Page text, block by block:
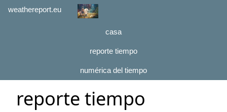
weathereport.eu
casa
reporte tiempo
numérica del tiempo
reporte tiempo